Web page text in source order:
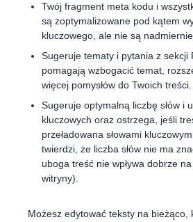
Twój fragment meta kodu i
są zoptymalizowane pod kątem
kluczowego, ale nie są
Sugeruje tematy i pytania z sekcji
pomagają wzbogacić temat,
więcej pomysłów do Twoich treści.
Sugeruje optymalną liczbę słów i
kluczowych oraz ostrzega, jeśli
przeładowana słowami
twierdzi, że liczba słów nie ma
uboga treść nie wpływa dobrze
witryny).
Możesz edytować teksty na bieżąco,